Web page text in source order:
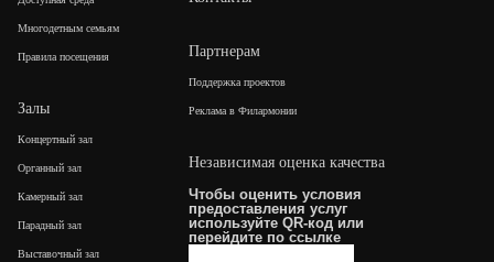
Многодетным семьям
Правила посещения
Залы
Концертный зал
Органный зал
Камерный зал
Парадный зал
Выставочный зал
Партнерам
Поддержка проектов
Реклама в Филармонии
Независимая оценка качества
Чтобы оценить условия
предоставления услуг
используйте QR-код или
перейдите по ссылке